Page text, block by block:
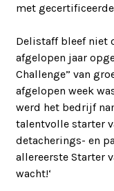
met
Delistaff bleef niet
afgelopen jaar
Challenge” van
afgelopen week
werd het bedrijf
talentvolle starter
detacherings- en
allereerste Starter
wacht!‘